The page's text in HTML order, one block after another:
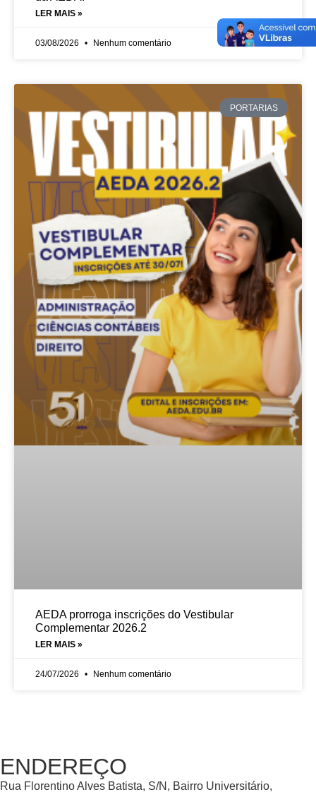
LER MAIS »
03/08/2026 Nenhum comentário
PORTARIAS
AEDA prorroga inscrições do Vestibular
Complementar 2026.2
LER MAIS »
24/07/2026 Nenhum comentário
ENDEREÇO
Rua Florentino Alves Batista, S/N, Bairro Universitário,